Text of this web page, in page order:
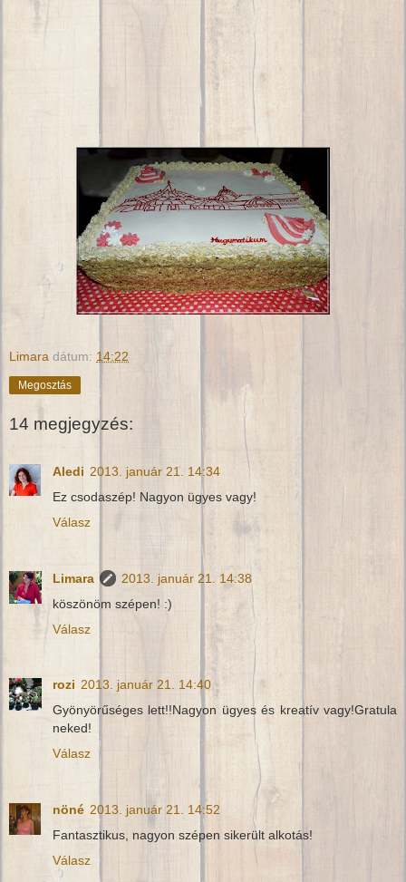
Limara dátum: 14:22
Megosztás
14 megjegyzés:
Aledi 2013. január 21. 14:34
Ez csodaszép! Nagyon ügyes vagy!
Válasz
Limara
2013. január 21. 14:38
köszönöm szépen! :)
Válasz
rozi 2013. január 21. 14:40
Gyönyörűséges lett!!Nagyon ügyes és kreatív vagy!Gratula
neked!
Válasz
nöné 2013. január 21. 14:52
Fantasztikus, nagyon szépen sikerült alkotás!
Válasz